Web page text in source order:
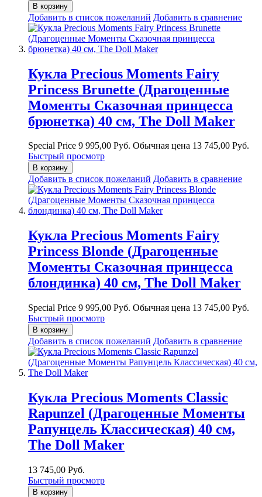
В корзину
Добавить в список пожеланий Добавить в сравнение
Кукла Precious Moments Fairy
Princess Brunette (Драгоценные
Моменты Сказочная принцесса
брюнетка) 40 см, The Doll Maker
Special Price 9 995,00 Руб. Обычная цена 13 745,00 Руб.
Быстрый просмотр
В корзину
Добавить в список пожеланий Добавить в сравнение
Кукла Precious Moments Fairy
Princess Blonde (Драгоценные
Моменты Сказочная принцесса
блондинка) 40 см, The Doll Maker
Special Price 9 995,00 Руб. Обычная цена 13 745,00 Руб.
Быстрый просмотр
В корзину
Добавить в список пожеланий Добавить в сравнение
Кукла Precious Moments Classic
Rapunzel (Драгоценные Моменты
Рапунцель Классическая) 40 см,
The Doll Maker
13 745,00 Руб.
Быстрый просмотр
В корзину